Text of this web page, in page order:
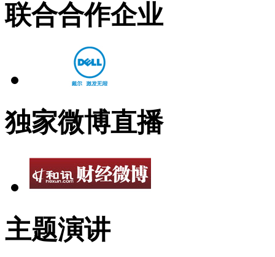
联合合作企业
独家微博直播
主题演讲